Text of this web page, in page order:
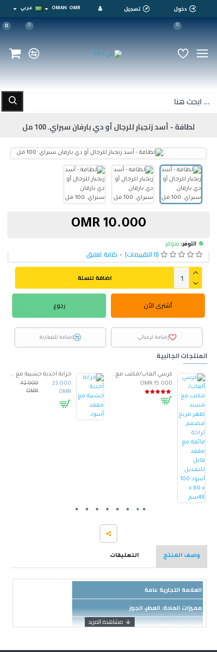
دخول تسجيل OMR
OMAN عربي
0
0
0
لطافة - أسد زنجبار للرجال أو دي بارفان سبراي. 100 مل
التوفر: متوفر
(0 التقييمات) - كتابة تعليق
10.000 OMR
اضافة للسلة
أشترى الأن رجوع
إضافة لرغباتي اضافة للمقارنة
المنتجات الجانبية
كرسي ألعاب/مكتب مع مسند ظهر مريح مصمم لراحة فائقة مع مقعد قابل للتعديل أسود 100 x 60 x 48سم
15.000 OMR
خزانة أحذية خشبية مع مقعد أسود
23.000
OMR
42.000
OMR
وصف المنتج التعليقات
العلامة التجارية عامة
مميزات المادة: العطر، الجوز
عدد الوحدات 100 مليلتر